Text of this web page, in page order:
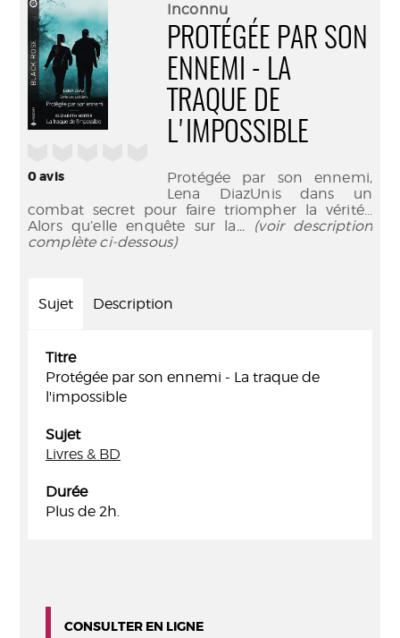
mail
0avis
Inconnu
PROTÉGÉE PAR SON
ENNEMI - LA
TRAQUE DE
L'IMPOSSIBLE
Protégée par son ennemi,
Lena DiazUnis dans un
combat secret pour faire triompher la vérité…
Alors qu’elle enquête sur la... (voir description
complète ci-dessous)
Sujet Description
Titre
Protégée par son ennemi - La traque de
l'impossible
Sujet
Livres & BD
Durée
Plus de 2h.
CONSULTER EN LIGNE